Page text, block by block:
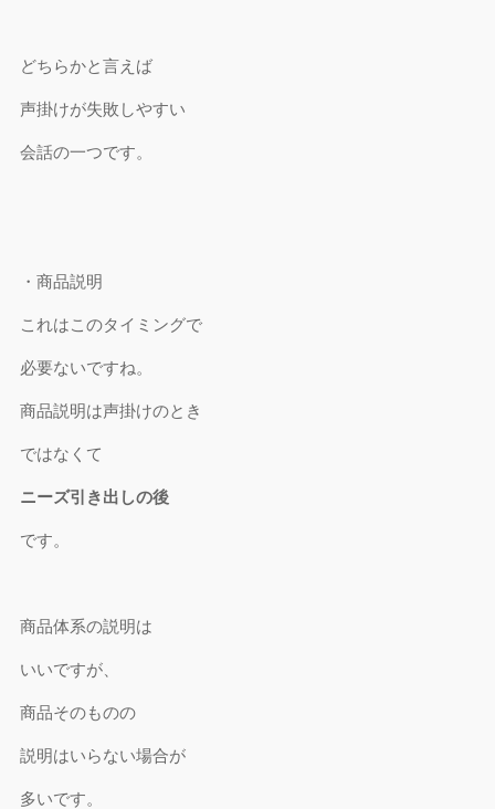
どちらかと言えば
声掛けが失敗しやすい
会話の一つです。
・商品説明
これはこのタイミングで
必要ないですね。
商品説明は声掛けのとき
ではなくて
ニーズ引き出しの後
です。
商品体系の説明は
いいですが、
商品そのものの
説明はいらない場合が
多いです。